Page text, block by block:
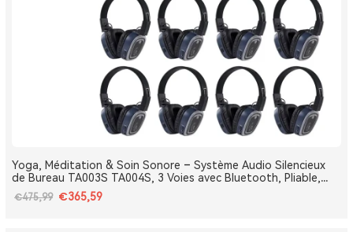
Yoga, Méditation & Soin Sonore – Système Audio Silencieux
de Bureau TA003S TA004S, 3 Voies avec Bluetooth, Pliable,
Type-C, Bass Boost
€475,99 €365,59